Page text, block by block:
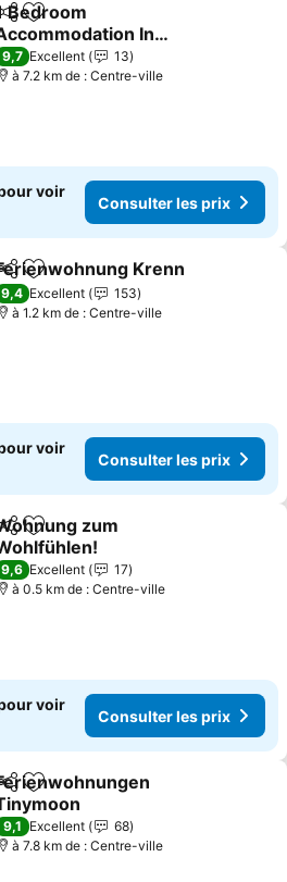
Ajouter à mes favoris
Bedroom
In
les prix
9,7 Excellent
13
à 7.2 km de : Centre-ville
voir
Consulter les prix
Ajouter à mes favoris
Krenn
9,4 Excellent
153
à 1.2 km de : Centre-ville
voir
Consulter les prix
Ajouter à mes favoris
zum
les prix
9,6 Excellent
17
à 0.5 km de : Centre-ville
voir
Consulter les prix
Ajouter à mes favoris
les prix
9,1 Excellent
68
à 7.8 km de : Centre-ville